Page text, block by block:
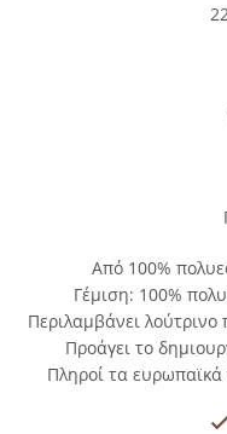
Από 100%
Γέμιση: 100%
Περιλαμβάνει λούτρινο
Προάγει το
Πληροί τα